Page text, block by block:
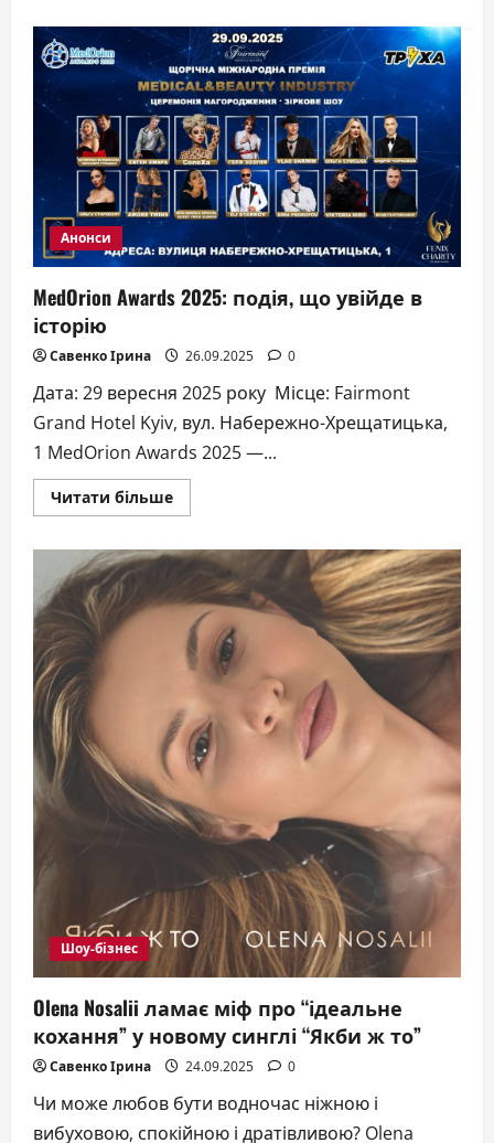
діджей-
сету
в
Україні:
новий
альбом
hOsT
Gereshaska
відзняли
на
висоті
1762м
Анонси
MedOrion Awards 2025: подія, що увійде в
історію
Савенко Ірина 26.09.2025 0
Дата: 29 вересня 2025 року Місце: Fairmont
Grand Hotel Kyiv, вул. Набережно-Хрещатицька,
1 MedOrion Awards 2025 —...
Читати більшеДокладніше
про
2025:
подія,
увійде
історію
Шоу-бізнес
Olena Nosalii ламає міф про “ідеальне
кохання” у новому синглі “Якби ж то”
Савенко Ірина 24.09.2025 0
Чи може любов бути водночас ніжною і
вибуховою, спокійною і дратівливою? Olena